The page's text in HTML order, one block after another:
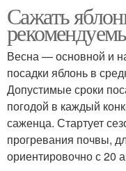
Сажать
Весна — основной и
посадки яблонь в
Допустимые сроки
погодой в каждый
саженца. Стартует
прогревания почвы,
ориентировочно с 20